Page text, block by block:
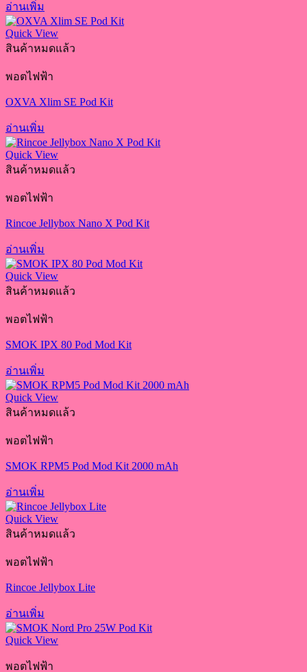
อ่านเพิ่ม
Quick View
สินค้าหมดแล้ว
พอตไฟฟ้า
OXVA Xlim SE Pod Kit
อ่านเพิ่ม
Quick View
สินค้าหมดแล้ว
พอตไฟฟ้า
Rincoe Jellybox Nano X Pod Kit
อ่านเพิ่ม
Quick View
สินค้าหมดแล้ว
พอตไฟฟ้า
SMOK IPX 80 Pod Mod Kit
อ่านเพิ่ม
Quick View
สินค้าหมดแล้ว
พอตไฟฟ้า
SMOK RPM5 Pod Mod Kit 2000 mAh
อ่านเพิ่ม
Quick View
สินค้าหมดแล้ว
พอตไฟฟ้า
Rincoe Jellybox Lite
อ่านเพิ่ม
Quick View
พอตไฟฟ้า